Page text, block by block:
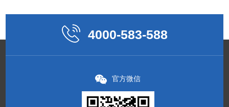
4000-583-588
官方微信